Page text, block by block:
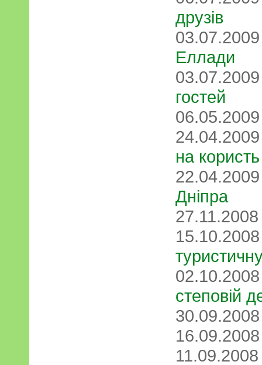
друзів
Еллади
гостей
на
Дніпра
степовій